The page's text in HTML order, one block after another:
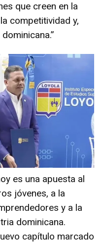
que creen en la
competitividad y,
es una apuesta al
jóvenes, a la
y a la
dominicana.
capítulo marcado